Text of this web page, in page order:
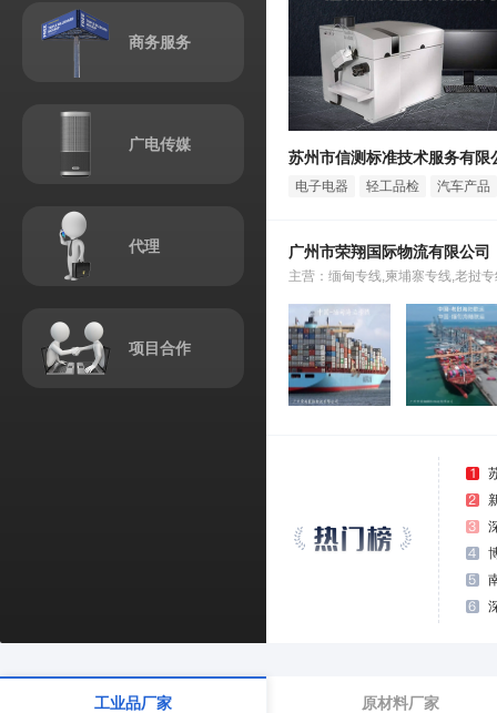
商务服务
广电传媒
代理
项目合作
苏州市信测标准技术服务有限
电子电器
轻工品检
汽车产品
广州市荣翔国际物流有限公司
主营：缅甸专线,柬埔寨专线,老挝
工业品厂家 原材料厂家